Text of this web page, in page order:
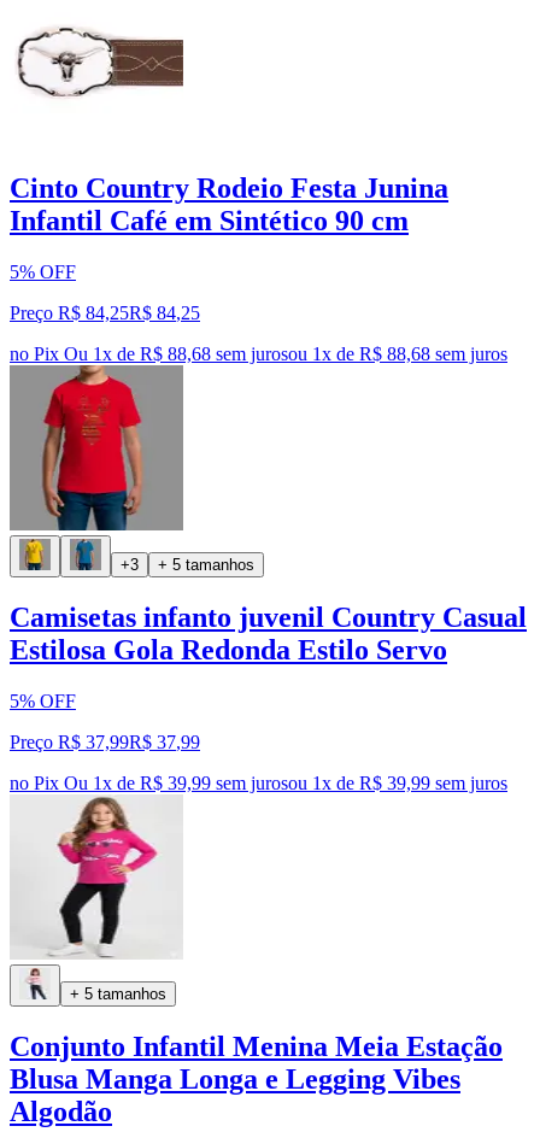
Cinto Country Rodeio Festa Junina
Infantil Café em Sintético 90 cm
5% OFF
Preço R$ 84,25R$ 84,25
no Pix Ou 1x de R$ 88,68 sem jurosou 1x de R$ 88,68 sem juros
+3 + 5 tamanhos
Camisetas infanto juvenil Country Casual
Estilosa Gola Redonda Estilo Servo
5% OFF
Preço R$ 37,99R$ 37,99
no Pix Ou 1x de R$ 39,99 sem jurosou 1x de R$ 39,99 sem juros
+ 5 tamanhos
Conjunto Infantil Menina Meia Estação
Blusa Manga Longa e Legging Vibes
Algodão